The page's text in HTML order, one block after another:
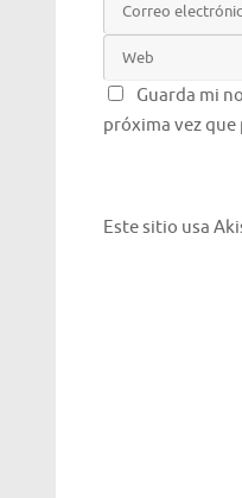
Guarda mi
próxima vez
Este sitio usa